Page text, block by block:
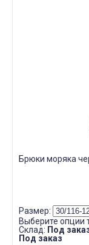
Брюки моряка
Размер:
Выберите опции
Склад: Под
Под заказ